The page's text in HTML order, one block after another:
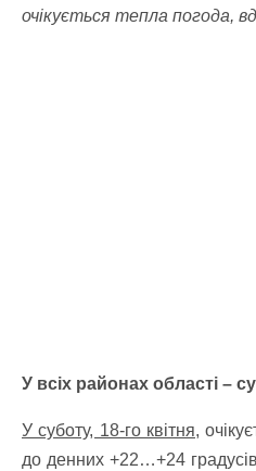
очікується тепла погода,
У всіх районах області –
У суботу, 18-го квітня,
до денних +22…+24